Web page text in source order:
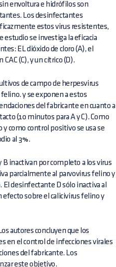
envoltura e hidrófilos son
Los desinfectantes
estos virus resistentes,
estudio se investiga la eficacia
EL dióxido de cloro (A), el
(C), y un cítrico (D).
de campo de herpesvirus
y se exponen a estos
del fabricante en cuanto a
(10 minutos para A y C). Como
y como control positivo se usa se
al 3%.
B inactivan por completo a los virus
parcialmente al parvovirus felino y
desinfectante D sólo inactiva al
sobre el calicivirus felino y
autores concluyen que los
en el control de infecciones virales
del fabricante. Los
este objetivo.